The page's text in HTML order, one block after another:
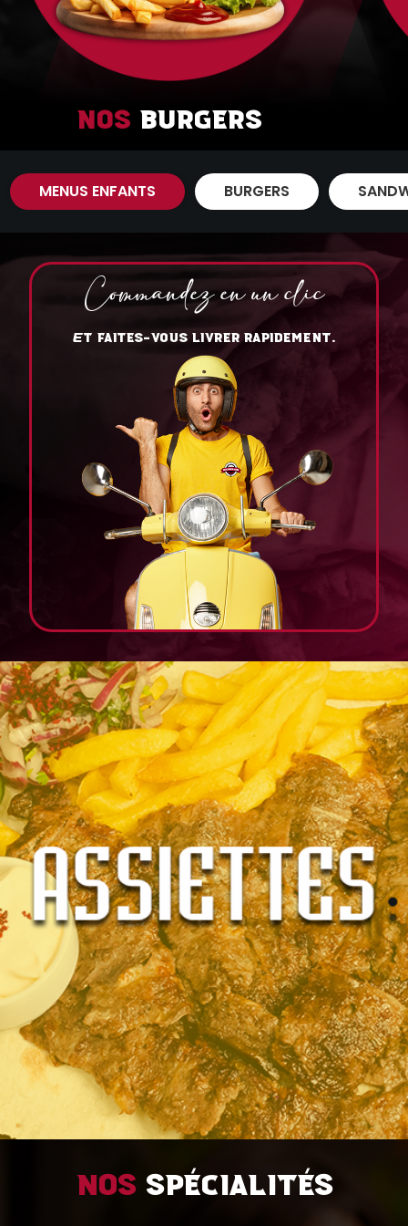
Nos Burgers
MENUS ENFANTS BURGERS
Commandez en un clic
ET FAITES-VOUS LIVRER RAPIDEMENT.
Nosspécialités